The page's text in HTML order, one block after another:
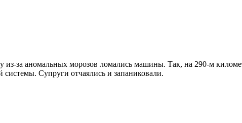
из-за аномальных морозов ломались машины. Так, на 290-м
Супруги отчаялись и запаниковали.